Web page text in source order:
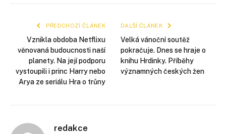
PŘEDCHOZÍ ČLÁNEK
Vznikla obdoba Netflixu
věnovaná budoucnosti naší
planety. Na její podporu
vystoupili i princ Harry nebo
Arya ze seriálu Hra o trůny
DALŠÍ ČLÁNEK
Velká vánoční soutěž
pokračuje. Dnes se hraje o
knihu Hrdinky. Příběhy
významných českých žen
redakce